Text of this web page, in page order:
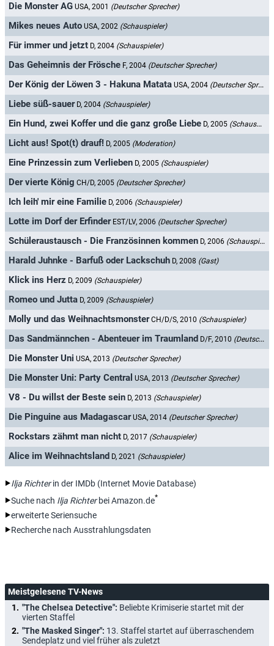
Die Monster AG USA, 2001 (Deutscher Sprecher)
Mikes neues Auto USA, 2002 (Schauspieler)
Für immer und jetzt D, 2004 (Schauspieler)
Das Geheimnis der Frösche F, 2004 (Deutscher Sprecher)
Der König der Löwen 3 - Hakuna Matata USA, 2004 (Deutscher Sprecher)
Liebe süß-sauer D, 2004 (Schauspieler)
Ein Hund, zwei Koffer und die ganz große Liebe D, 2005 (Schauspieler)
Licht aus! Spot(t) drauf! D, 2005 (Moderation)
Eine Prinzessin zum Verlieben D, 2005 (Schauspieler)
Der vierte König CH/D, 2005 (Deutscher Sprecher)
Ich leih' mir eine Familie D, 2006 (Schauspieler)
Lotte im Dorf der Erfinder EST/LV, 2006 (Deutscher Sprecher)
Schüleraustausch - Die Französinnen kommen D, 2006 (Schauspieler)
Harald Juhnke - Barfuß oder Lackschuh D, 2008 (Gast)
Klick ins Herz D, 2009 (Schauspieler)
Romeo und Jutta D, 2009 (Schauspieler)
Molly und das Weihnachtsmonster CH/D/S, 2010 (Schauspieler)
Das Sandmännchen - Abenteuer im Traumland D/F, 2010 (Deutscher Sprecher)
Die Monster Uni USA, 2013 (Deutscher Sprecher)
Die Monster Uni: Party Central USA, 2013 (Deutscher Sprecher)
V8 - Du willst der Beste sein D, 2013 (Schauspieler)
Die Pinguine aus Madagascar USA, 2014 (Deutscher Sprecher)
Rockstars zähmt man nicht D, 2017 (Schauspieler)
Alice im Weihnachtsland D, 2021 (Schauspieler)
Ilja Richterin der IMDb (Internet Movie Database)
Suche nach Ilja Richterbei Amazon.de*
erweiterte Seriensuche
Recherche nach Ausstrahlungsdaten
Meistgelesene TV-News
"The Chelsea Detective": Beliebte Krimiserie startet mit der
vierten Staffel
"The Masked Singer": 13. Staffel startet auf überraschendem
Sendeplatz und viel früher als zuletzt